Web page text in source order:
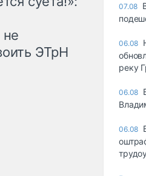
не
ЭТрН
07.08
06.08
реку
06.08
06.08